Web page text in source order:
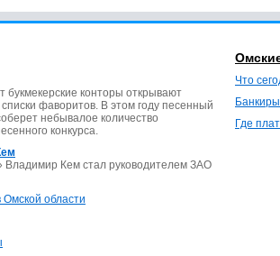
букмекерские конторы открывают
фаворитов. В этом году песенный
небывалое количество
конкурса.
Владимир Кем стал руководителем ЗАО
области
Что
Где